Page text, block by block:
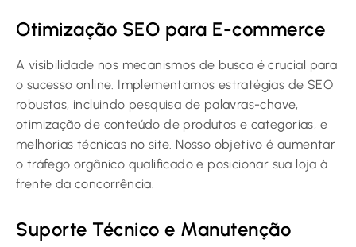
Otimização SEO para E-commerce
A visibilidade nos mecanismos de busca é crucial para
o sucesso online. Implementamos estratégias de SEO
robustas, incluindo pesquisa de palavras-chave,
otimização de conteúdo de produtos e categorias, e
melhorias técnicas no site. Nosso objetivo é aumentar
o tráfego orgânico qualificado e posicionar sua loja à
frente da concorrência.
Suporte Técnico e Manutenção